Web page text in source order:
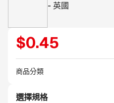
- 英國
$0.45
商品分類
選擇規格